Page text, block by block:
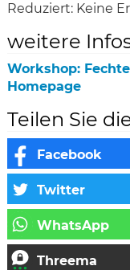
Reduziert: Keine
weitere
Workshop:
Homepage
Teilen Sie